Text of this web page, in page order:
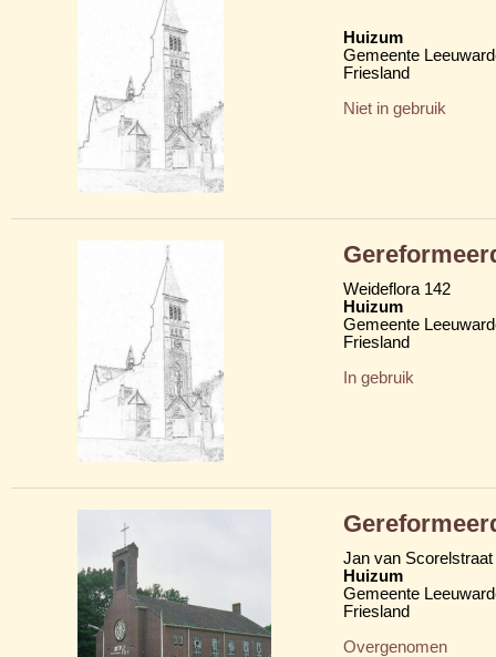
Huizum
Gemeente
Friesland
Niet in gebruik
Weideflora 142
Huizum
Gemeente
Friesland
In gebruik
Jan van Scorelstraat
Huizum
Gemeente
Friesland
Overgenomen